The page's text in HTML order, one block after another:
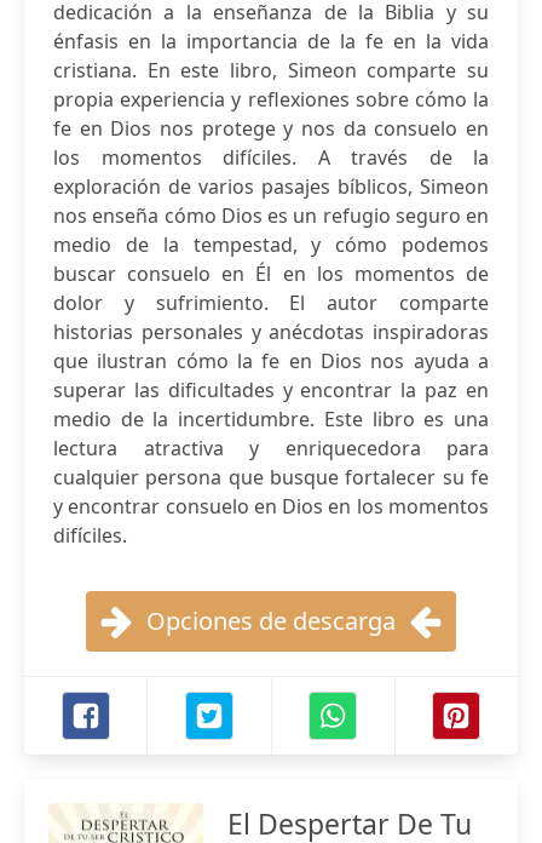
dedicación a la enseñanza de la Biblia y su
énfasis en la importancia de la fe en la vida
cristiana. En este libro, Simeon comparte su
propia experiencia y reflexiones sobre cómo la
fe en Dios nos protege y nos da consuelo en
los momentos difíciles. A través de la
exploración de varios pasajes bíblicos, Simeon
nos enseña cómo Dios es un refugio seguro en
medio de la tempestad, y cómo podemos
buscar consuelo en Él en los momentos de
dolor y sufrimiento. El autor comparte
historias personales y anécdotas inspiradoras
que ilustran cómo la fe en Dios nos ayuda a
superar las dificultades y encontrar la paz en
medio de la incertidumbre. Este libro es una
lectura atractiva y enriquecedora para
cualquier persona que busque fortalecer su fe
y encontrar consuelo en Dios en los momentos
difíciles.
Opciones de descarga
El Despertar De Tu